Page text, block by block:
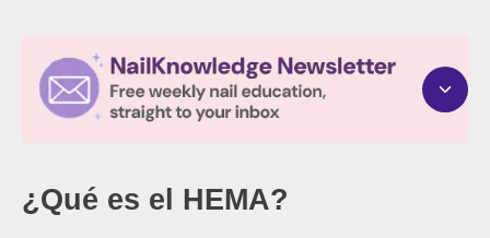
¿Qué es el HEMA?